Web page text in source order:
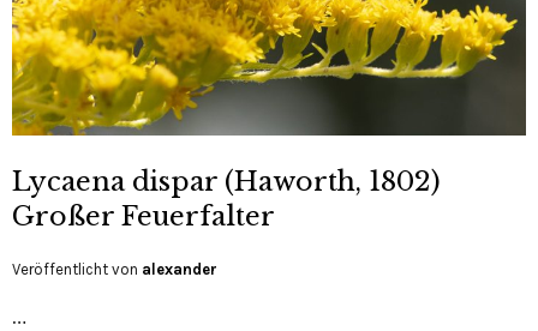
Lycaena dispar (Haworth, 1802)
Großer Feuerfalter
Veröffentlicht von alexander
…